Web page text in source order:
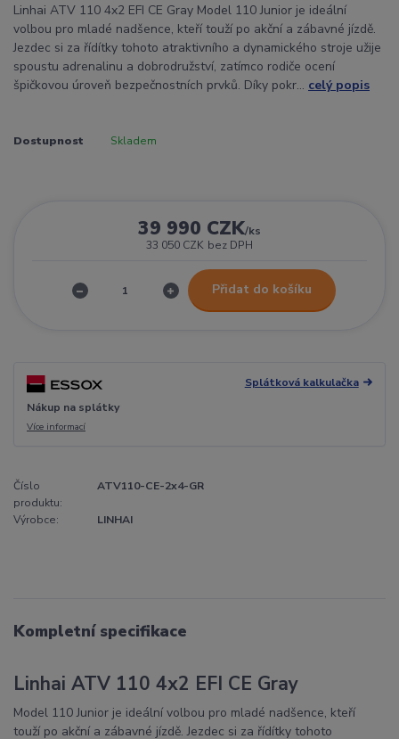
Linhai ATV 110 4x2 EFI CE Gray Model 110 Junior je ideální
volbou pro mladé nadšence, kteří touží po akční a zábavné jízdě.
Jezdec si za řídítky tohoto atraktivního a dynamického stroje užije
spoustu adrenalinu a dobrodružství, zatímco rodiče ocení
špičkovou úroveň bezpečnostních prvků. Díky pokr... celý popis
Dostupnost Skladem
39 990 CZK/ks
33 050 CZK bez DPH
Přidat do košíku
Splátková kalkulačka
Nákup na splátky
Více informací
Číslo
produktu:
ATV110-CE-2x4-GR
Výrobce: LINHAI
Kompletní specifikace
Linhai ATV 110 4x2 EFI CE Gray
Model 110 Junior je ideální volbou pro mladé nadšence, kteří
touží po akční a zábavné jízdě. Jezdec si za řídítky tohoto